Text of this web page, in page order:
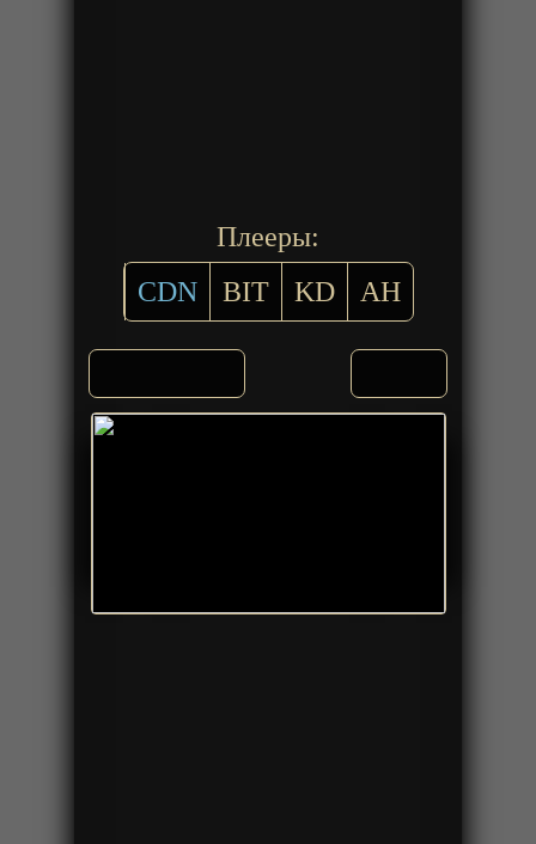
Плееры:
CDN
BIT KD AH